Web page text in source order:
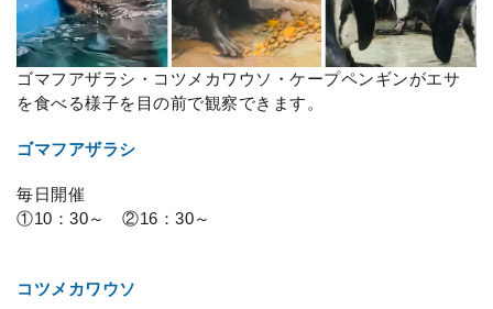
ゴマフアザラシ・コツメカワウソ・ケープペンギンがエサ
を食べる様子を目の前で観察できます。
ゴマフアザラシ
毎日開催
①10：30～ ②16：30～
コツメカワウソ